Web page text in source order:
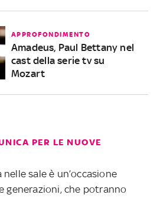
APPROFONDIMENTO
Amadeus, Paul Bettany nel
cast della serie tv su
Mozart
PER LE NUOVE
sale è un’occasione
generazioni, che potranno